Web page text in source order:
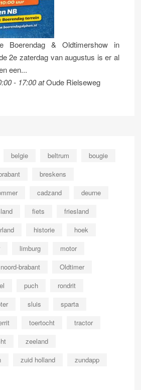
Boerendag & Oldtimershow in
2e zaterdag van augustus is er al
een...
- 17:00atOude Rielseweg
belgie beltrum
bougie
breskens
cadzand
deurne
fiets
friesland
historie
hoek
limburg
motor
noord-brabant
Oldtimer
puch
rondrit
sluis
sparta
toertocht
tractor
zeeland
zuid holland zundapp